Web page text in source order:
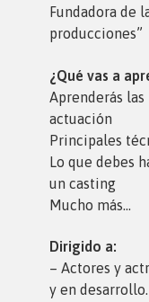
Fundadora de
producciones”
¿Qué vas a
Aprenderás
actuación
Principales
Lo que debes
un casting
Mucho más…
Dirigido a:
– Actores y
y en desarrollo.